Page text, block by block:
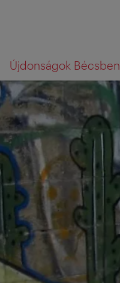
navigációhoz
tartalomhoz
Újdonságok Bécsben